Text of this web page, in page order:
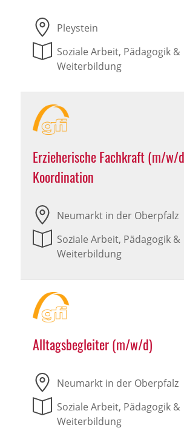
Pleystein
Soziale Arbeit, Pädagogik &
Weiterbildung
Erzieherische Fachkraft (m/w/
Koordination
Neumarkt in der Oberpfalz
Soziale Arbeit, Pädagogik &
Weiterbildung
Alltagsbegleiter (m/w/d)
Neumarkt in der Oberpfalz
Soziale Arbeit, Pädagogik &
Weiterbildung